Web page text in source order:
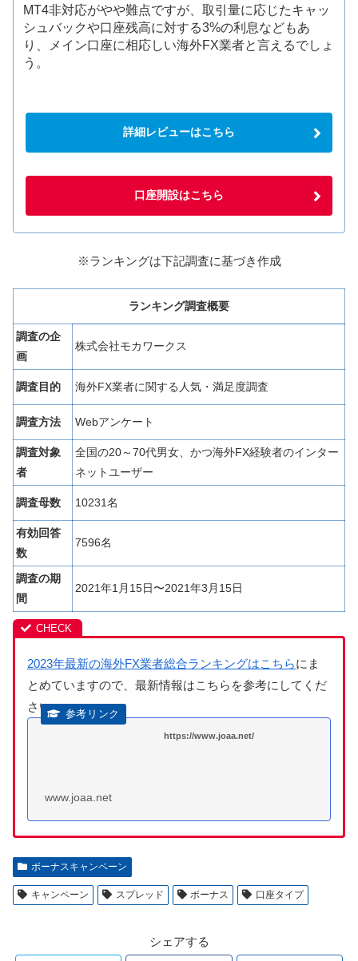
MT4非対応がやや難点ですが、取引量に応じたキャッ
シュバックや口座残高に対する3%の利息などもあ
り、メイン口座に相応しい海外FX業者と言えるでしょ
う。
詳細レビューはこちら
口座開設はこちら
※ランキングは下記調査に基づき作成
ランキング調査概要
調査の企
画
株式会社モカワークス
調査目的 海外FX業者に関する人気・満足度調査
調査方法 Webアンケート
調査対象
者
全国の20～70代男女、かつ海外FX経験者のインター
ネットユーザー
調査母数 10231名
有効回答
数
7596名
調査の期
間
2021年1月15日〜2021年3月15日
2023年最新の海外FX業者総合ランキングはこちらにま
とめていますので、最新情報はこちらを参考にしてくだ
さい。
https://www.joaa.net/
www.joaa.net
ボーナスキャンペーン
キャンペーン スプレッド ボーナス 口座タイプ
シェアする